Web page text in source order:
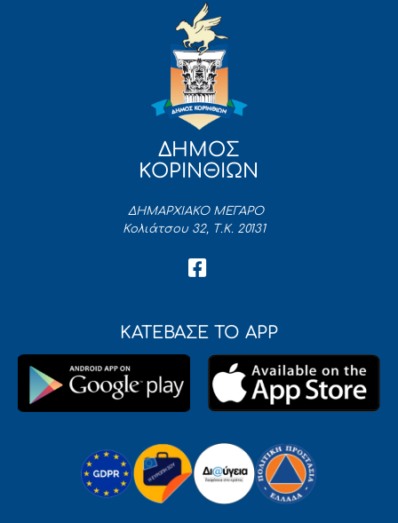
ΔΗΜΟΣ
ΚΟΡΙΝΘΙΩΝ
ΔΗΜΑΡΧΙΑΚΟ ΜΕΓΑΡΟ
Κολιάτσου 32, Τ.Κ. 20131
ΚΑΤΕΒΑΣΕ ΤΟ APP